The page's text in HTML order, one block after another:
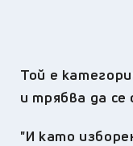
Той е
и трябва да се
"И като